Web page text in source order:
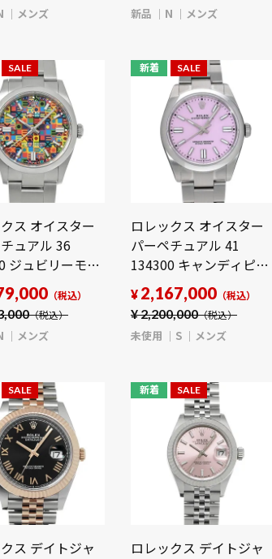
メンズ 新品 N メンズ
SALE
ス オイスター
ュアル 36
ジュビリーモチ
ンズ 時計 【新
】
（税込）
（税込）
メンズ
新着 SALE
ロレックス オイスター
パーペチュアル 41
134300 キャンディピン
ク メンズ 時計 【未使
用】【wristwatch】
¥2,200,000（税込）
¥ 2,167,000 （税込）
未使用 S メンズ
SALE
ス デイトジャ
新着 SALE
ロレックス デイトジャ